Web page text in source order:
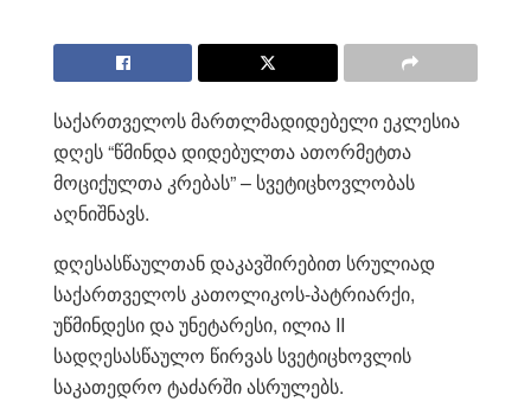
საქართველოს მართლმადიდებელი ეკლესია
დღეს “წმინდა დიდებულთა ათორმეტთა
მოციქულთა კრებას” – სვეტიცხოვლობას
აღნიშნავს.
დღესასწაულთან დაკავშირებით სრულიად
საქართველოს კათოლიკოს-პატრიარქი,
უწმინდესი და უნეტარესი, ილია II
სადღესასწაულო წირვას სვეტიცხოვლის
საკათედრო ტაძარში ასრულებს.